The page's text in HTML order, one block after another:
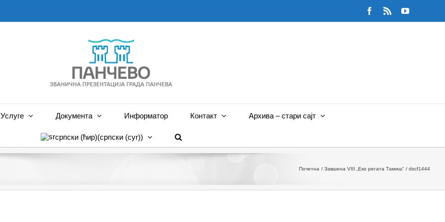
Facebook
Rss YouTube
Услуге Документа Информатор Контакт Архива – стари сајт
српски (ћир)(српски (cyr))
Почетна Завшена VIII „Еко регата Тамиш“ dscf1444